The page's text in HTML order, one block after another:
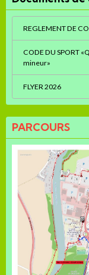
REGLEMENT DE
CODE DU SPORT
mineur»
FLYER 2026
PARCOURS